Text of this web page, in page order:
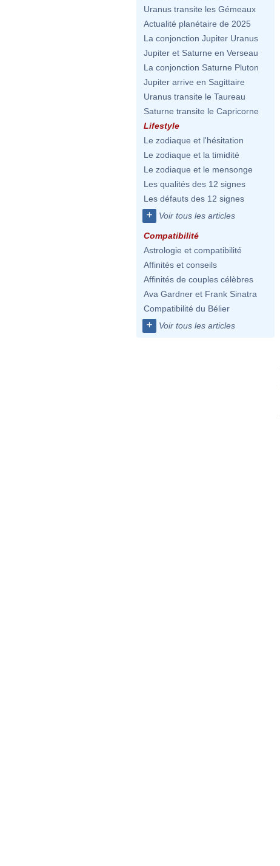
Uranus transite les Gémeaux
Actualité planétaire de 2025
La conjonction Jupiter Uranus
Jupiter et Saturne en Verseau
La conjonction Saturne Pluton
Jupiter arrive en Sagittaire
Uranus transite le Taureau
Saturne transite le Capricorne
Lifestyle
Le zodiaque et l'hésitation
Le zodiaque et la timidité
Le zodiaque et le mensonge
Les qualités des 12 signes
Les défauts des 12 signes
+ Voir tous les articles
Compatibilité
Astrologie et compatibilité
Affinités et conseils
Affinités de couples célèbres
Ava Gardner et Frank Sinatra
Compatibilité du Bélier
+ Voir tous les articles